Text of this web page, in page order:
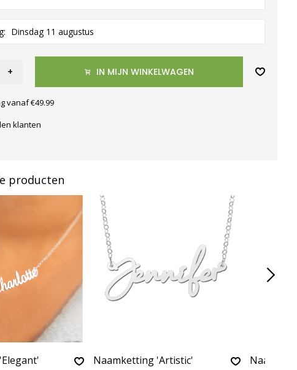
Dinsdag 11 augustus
+ IN MIJN WINKELWAGEN
vanaf €49.99
klanten
producten
Naamketting 'Artistic'